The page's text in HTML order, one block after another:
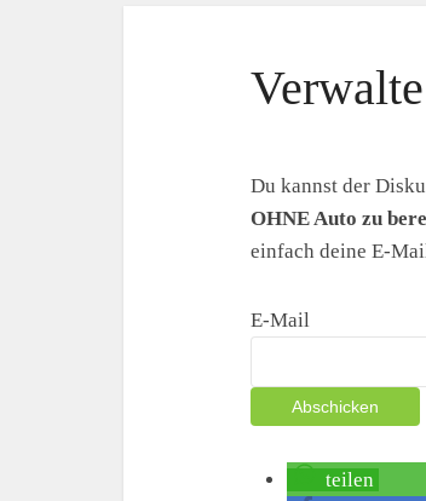
Du kannst der
OHNE Auto zu
einfach deine E-
E-Mail
teilen